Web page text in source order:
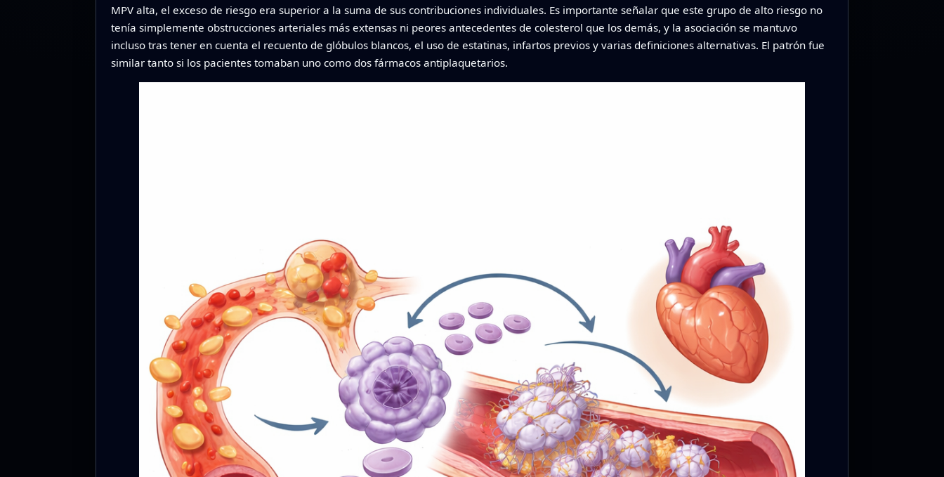
MPV alta, el exceso de riesgo era superior a la suma de sus contribuciones individuales. Es importante señalar que este grupo de alto riesgo no
tenía simplemente obstrucciones arteriales más extensas ni peores antecedentes de colesterol que los demás, y la asociación se mantuvo
incluso tras tener en cuenta el recuento de glóbulos blancos, el uso de estatinas, infartos previos y varias definiciones alternativas. El patrón fue
similar tanto si los pacientes tomaban uno como dos fármacos antiplaquetarios.